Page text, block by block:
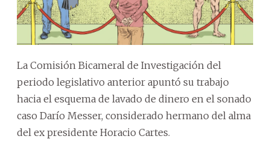
La Comisión Bicameral de Investigación del
periodo legislativo anterior apuntó su trabajo
hacia el esquema de lavado de dinero en el sonado
caso Darío Messer, considerado hermano del alma
del ex presidente Horacio Cartes.